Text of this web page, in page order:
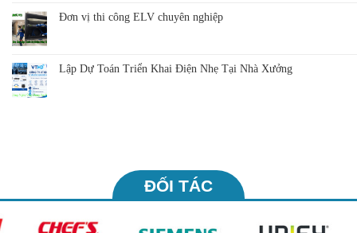
Đơn vị thi công ELV chuyên nghiệp
Lập Dự Toán Triển Khai Điện Nhẹ Tại Nhà Xưởng
ĐỐI TÁC